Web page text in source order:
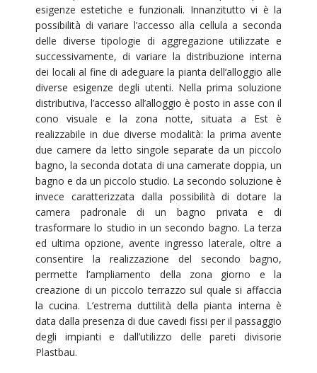
esigenze estetiche e funzionali. Innanzitutto vi è la
possibilità di variare l’accesso alla cellula a seconda
delle diverse tipologie di aggregazione utilizzate e
successivamente, di variare la distribuzione interna
dei locali al fine di adeguare la pianta dell’alloggio alle
diverse esigenze degli utenti. Nella prima soluzione
distributiva, l’accesso all’alloggio è posto in asse con il
cono visuale e la zona notte, situata a Est è
realizzabile in due diverse modalità: la prima avente
due camere da letto singole separate da un piccolo
bagno, la seconda dotata di una camerate doppia, un
bagno e da un piccolo studio. La secondo soluzione è
invece caratterizzata dalla possibilità di dotare la
camera padronale di un bagno privata e di
trasformare lo studio in un secondo bagno. La terza
ed ultima opzione, avente ingresso laterale, oltre a
consentire la realizzazione del secondo bagno,
permette l’ampliamento della zona giorno e la
creazione di un piccolo terrazzo sul quale si affaccia
la cucina. L’estrema duttilità della pianta interna è
data dalla presenza di due cavedi fissi per il passaggio
degli impianti e dall’utilizzo delle pareti divisorie
Plastbau.